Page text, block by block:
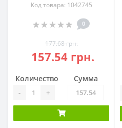
Код товара: 1042745
0
177.68 грн.
157.54 грн.
Количество
- +
Сумма